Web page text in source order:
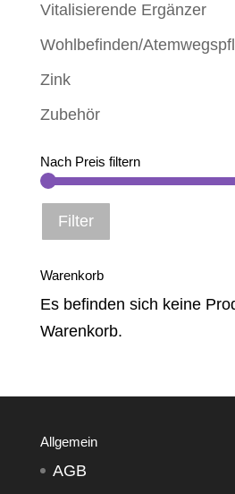
Vitalisierende Ergänzer
Wohlbefinden/
Zink
Zubehör
Nach Preis filtern
Filter
Warenkorb
Es befinden sich keine
Warenkorb.
Allgemein
AGB